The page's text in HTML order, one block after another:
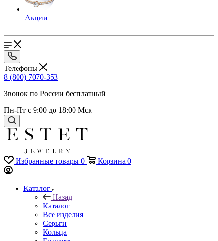
Акции
Телефоны
8 (800) 7070-353
Звонок по России бесплатный
Пн-Пт с 9:00 до 18:00 Мск
Избранные товары 0 Корзина 0
Каталог
Назад
Каталог
Все изделия
Серьги
Кольца